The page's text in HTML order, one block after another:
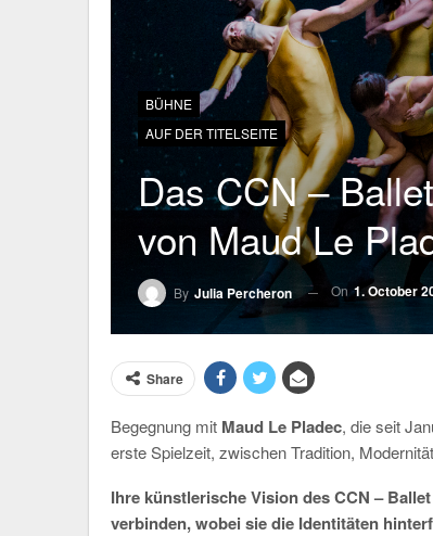
BÜHNE
AUF DER TITELSEITE
Das CCN –
von Maud Le
By Julia Percheron On 1. October
Share
Begegnung mit Maud Le Pladec, die seit
erste Spielzeit, zwischen Tradition,
Ihre künstlerische Vision des CCN –
verbinden, wobei sie die Identitäten